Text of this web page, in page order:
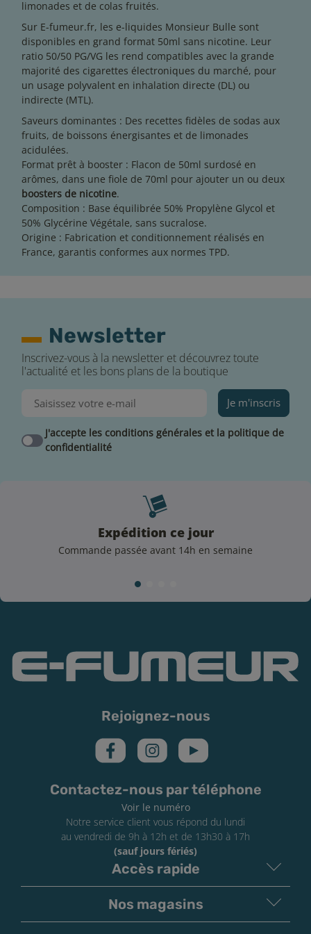
limonades et de colas fruités.
Sur E-fumeur.fr, les e-liquides Monsieur Bulle sont
disponibles en grand format 50ml sans nicotine. Leur
ratio 50/50 PG/VG les rend compatibles avec la grande
majorité des cigarettes électroniques du marché, pour
un usage polyvalent en inhalation directe (DL) ou
indirecte (MTL).
Saveurs dominantes : Des recettes fidèles de sodas aux
fruits, de boissons énergisantes et de limonades
acidulées.
Format prêt à booster : Flacon de 50ml surdosé en
arômes, dans une fiole de 70ml pour ajouter un ou deux
boosters de nicotine.
Composition : Base équilibrée 50% Propylène Glycol et
50% Glycérine Végétale, sans sucralose.
Origine : Fabrication et conditionnement réalisés en
France, garantis conformes aux normes TPD.
Newsletter
Inscrivez-vous à la newsletter et découvrez toute
l'actualité et les bons plans de la boutique
Je m'inscris
J'accepte les conditions générales et la politique de
confidentialité
Expédition ce jour
Commande passée avant 14h en semaine
Rejoignez-nous
Contactez-nous par téléphone
Voir le numéro
Notre service client vous répond du lundi
au vendredi de 9h à 12h et de 13h30 à 17h
(sauf jours fériés)
Accès rapide
Nos magasins